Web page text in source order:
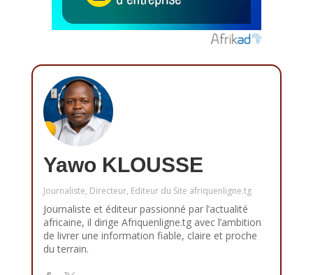
Yawo KLOUSSE
Journaliste, Directeur, Editeur du Site afriquenligne.tg
Journaliste et éditeur passionné par l’actualité
africaine, il dirige Afriquenligne.tg avec l’ambition
de livrer une information fiable, claire et proche
du terrain.